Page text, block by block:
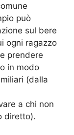
può
sul bere
ogni ragazzo
prendere
in modo
(dalla
a chi non
diretto).